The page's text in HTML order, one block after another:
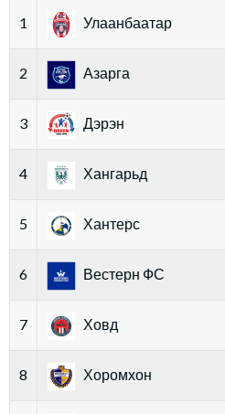
1 Улаанбаатар
2 Азарга
3 Дэрэн
4 Хангарьд
5 Хантерс
6 Вестерн ФС
7 Ховд
8 Хоромхон